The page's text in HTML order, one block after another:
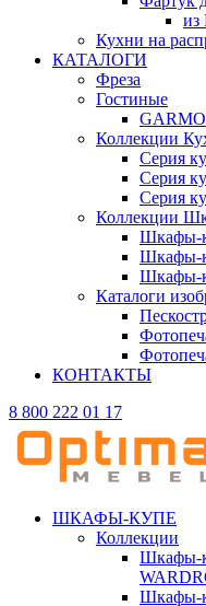
Кухни на
КАТАЛОГИ
Фреза
Гостиные
Коллекции
Серия
Серия
Серия
Коллекции
Шкафы-
Шкафы-
Шкафы-
Каталоги
КОНТАКТЫ
8 800 222 01 17
ШКАФЫ-КУПЕ
Коллекции
Шкафы-
Шкафы-